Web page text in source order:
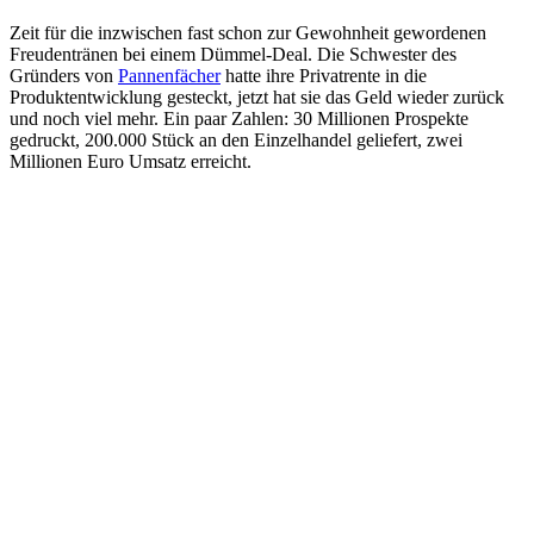
Zeit für die inzwischen fast schon zur Gewohnheit gewordenen
Freudentränen bei einem Dümmel-Deal. Die Schwester des
Gründers von Pannenfächerhatte ihre Privatrente in die
Produktentwicklung gesteckt, jetzt hat sie das Geld wieder zurück
und noch viel mehr. Ein paar Zahlen: 30 Millionen Prospekte
gedruckt, 200.000 Stück an den Einzelhandel geliefert, zwei
Millionen Euro Umsatz erreicht.